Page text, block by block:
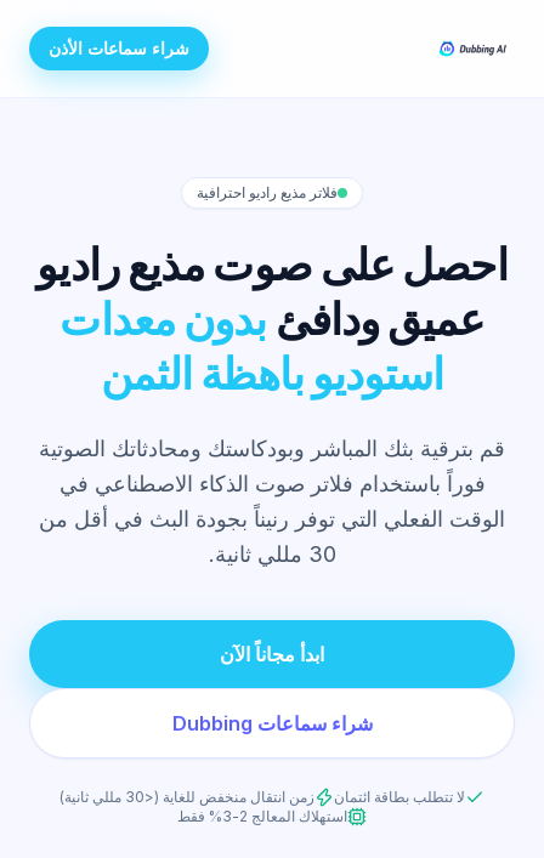
شراء سماعات الأذن
فلاتر مذيع راديو احترافية
احصل على صوت مذيع راديو
عميق ودافئبدون معدات
استوديو باهظة الثمن
قم بترقية بثك المباشر وبودكاستك ومحادثاتك الصوتية
فوراً باستخدام فلاتر صوت الذكاء الاصطناعي في
الوقت الفعلي التي توفر رنيناً بجودة البث في أقل من
30 مللي ثانية.
ابدأ مجاناً الآن
شراء سماعات Dubbing
لا تتطلب بطاقة ائتمان
زمن انتقال منخفض للغاية (<30 مللي ثانية)
استهلاك المعالج 2-3% فقط